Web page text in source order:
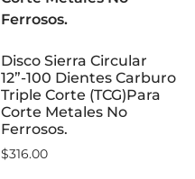
Disco Sierra Circular
12”-100 Dientes Carburo
Triple Corte (TCG)Para
Corte Metales No
Ferrosos.
$316.00